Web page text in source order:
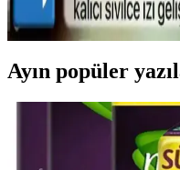
gerekenleri ve cilt sağlığını
Ayın popüler